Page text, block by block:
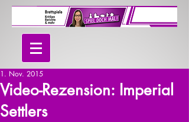
Video-Rezension: Imperial
Settlers
1. Nov. 2015